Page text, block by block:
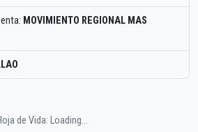
MOVIMIENTO REGIONAL MAS
de Vida: Loading...